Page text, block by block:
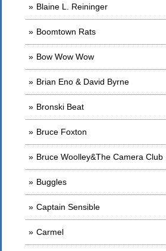
Blaine L. Reininger
Boomtown Rats
Bow Wow Wow
Brian Eno & David Byrne
Bronski Beat
Bruce Foxton
Bruce Woolley&The Camera Club
Buggles
Captain Sensible
Carmel